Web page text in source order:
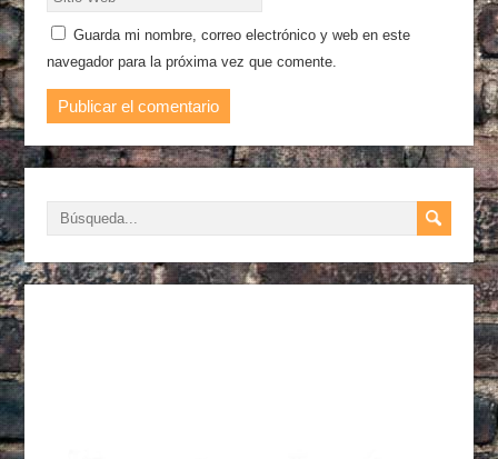
Guarda mi nombre, correo electrónico y web en este
navegador para la próxima vez que comente.